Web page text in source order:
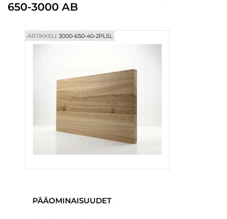
Yhteystiedot
650-3000 AB
ARTIKKELI:3000-650-40-2PLSL
PÄÄOMINAISUUDET